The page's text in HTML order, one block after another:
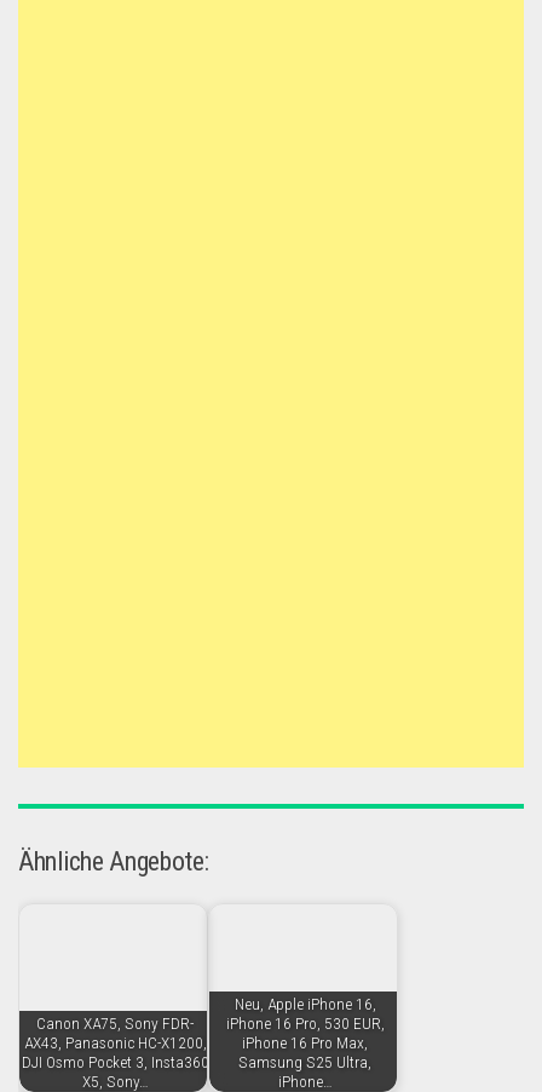
Ähnliche Angebote:
Canon XA75, Sony FDR-
AX43, Panasonic HC-X1200,
DJI Osmo Pocket 3, Insta360
X5, Sony…
Neu, Apple iPhone 16,
iPhone 16 Pro, 530 EUR,
iPhone 16 Pro Max,
Samsung S25 Ultra,
iPhone…